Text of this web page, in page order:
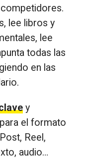
lee libros y
lee
todas las
en las
y
el formato
Reel,
audio…